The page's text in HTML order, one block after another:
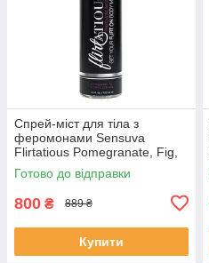
Спрей-міст для тіла з
феромонами Sensuva
Flirtatious Pomegranate, Fig,
Coconut & Plumeria (125 мл)
Готово до відправки
800 ₴ 889 ₴
Купити